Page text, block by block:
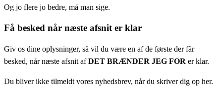
Og jo flere jo bedre, må man sige.
Få besked når næste afsnit er klar
Giv os dine oplysninger, så vil du være en af de første der får
besked, når næste afsnit afDET BRÆNDER JEG FOR er klar.
Du bliver ikke tilmeldt vores nyhedsbrev, når du skriver dig op her.